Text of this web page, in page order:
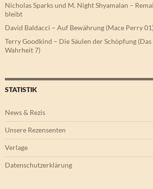
Nicholas Sparks und M. Night Shyamalan –
bleibt
David Baldacci – Auf Bewährung (Mace Perry 01)
Terry Goodkind – Die Säulen der Schöpfung
Wahrheit 7)
STATISTIK
News & Rezis
Unsere Rezensenten
Verlage
Datenschutzerklärung